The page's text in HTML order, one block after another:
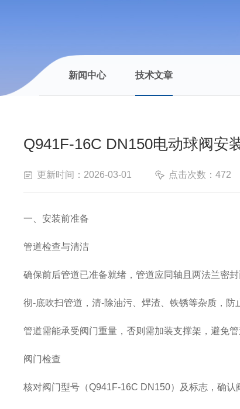
新闻中心 技术文章
Q941F-16C DN150电动球阀安
更新时间：2026-03-01 点击次数：472
一、安装前准备
管道检查与清洁
确保前后管道已准备就绪，管道应同轴且两法兰密
彻-底吹扫管道，清-除油污、焊渣、铁锈等杂质，防
管道需能承受阀门重量，否则需加装支撑架，避免管
阀门检查
核对阀门型号（Q941F-16C DN150）及标志，确认